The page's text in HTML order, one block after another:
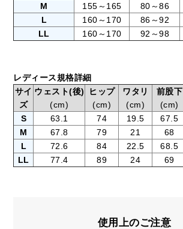
M
155～165 80～86
L
160～170 86～92
LL
160～170 92～98
レディース規格詳細
サイ
ズ
ウェスト(後)
(cm)
ヒップ
(cm)
ワタリ
(cm)
前股下
(cm)
S
63.1 74 19.5 67.5
M
67.8 79 21 68
L
72.6 84 22.5 68.5
LL
77.4 89 24 69
使用上のご注意